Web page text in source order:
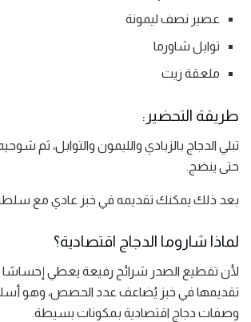
عصير نصف ليمونة
توابل شاورما
ملعقة زيت
طريقة التحضير:
تبلي الدجاج بالزبادي والليمون والتوابل، ثم
حتى ينضج.
بعد ذلك يمكنك تقديمه في خبز عادي مع
لماذا شاروما الدجاج اقتصادية؟
لأن تقطيع الصدر شرائح رفيعة يعطي إحساسًا
تقديمها في خبز يُضاعف عدد الحصص، وهو
وصفات دجاج اقتصادية بمكونات بسيطة.